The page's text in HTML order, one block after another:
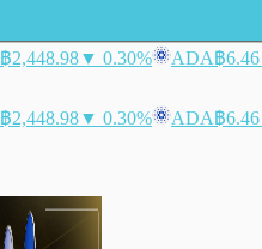
฿2,448.98▼ 0.30% ADA฿6.46
฿2,448.98▼ 0.30% ADA฿6.46